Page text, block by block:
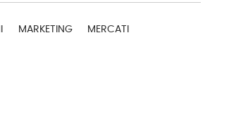
MARKETING MERCATI